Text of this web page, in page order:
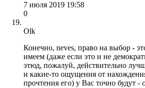
7 июля 2019 19:58
0
Olk
Конечно, neves, право на выбор -
имеем (даже если это и не
этюд, пожалуй, действительно
и какие-то ощущения от
прочтения его) у Вас точно будут -